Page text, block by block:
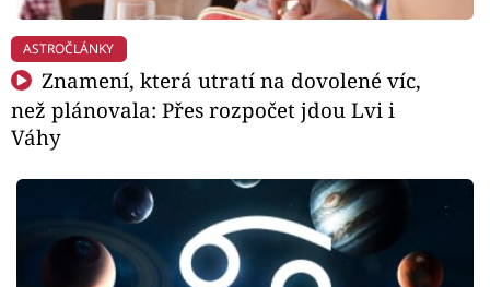
ASTROČLÁNKY
Znamení, která utratí na dovolené víc,
než plánovala: Přes rozpočet jdou Lvi i
Váhy